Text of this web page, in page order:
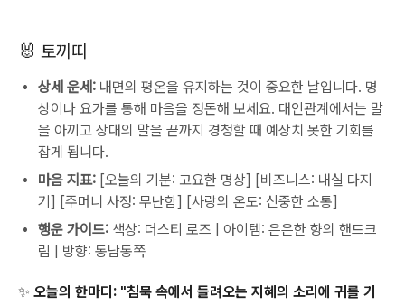
🐰 토끼띠
상세 운세: 내면의 평온을 유지하는 것이 중요한 날입니다. 명
상이나 요가를 통해 마음을 정돈해 보세요. 대인관계에서는 말
을 아끼고 상대의 말을 끝까지 경청할 때 예상치 못한 기회를
잡게 됩니다.
마음 지표: [오늘의 기분: 고요한 명상] [비즈니스: 내실 다지
기] [주머니 사정: 무난함] [사랑의 온도: 신중한 소통]
행운 가이드: 색상: 더스티 로즈 | 아이템: 은은한 향의 핸드크
림 | 방향: 동남동쪽
✨ 오늘의 한마디: "침묵 속에서 들려오는 지혜의 소리에 귀를 기